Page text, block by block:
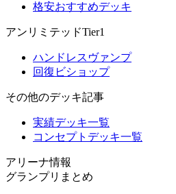
格安おすすめデッキ
アンリミテッドTier1
ハンドレスヴァンプ
回復ビショップ
その他のデッキ記事
実績デッキ一覧
コンセプトデッキ一覧
アリーナ情報
グランプリまとめ